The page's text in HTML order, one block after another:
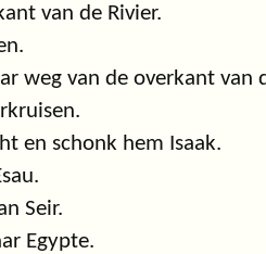
van de Rivier.
weg van de overkant van
en schonk hem Isaak.
Seir.
Egypte.